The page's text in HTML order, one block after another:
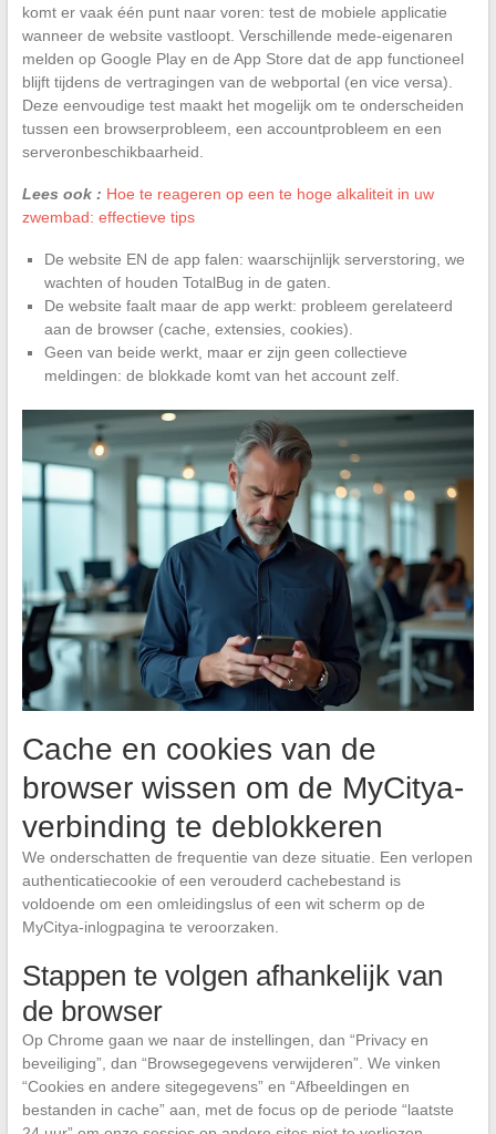
komt er vaak één punt naar voren: test de mobiele applicatie
wanneer de website vastloopt. Verschillende mede-eigenaren
melden op Google Play en de App Store dat de app functioneel
blijft tijdens de vertragingen van de webportal (en vice versa).
Deze eenvoudige test maakt het mogelijk om te onderscheiden
tussen een browserprobleem, een accountprobleem en een
serveronbeschikbaarheid.
Lees ook : Hoe te reageren op een te hoge alkaliteit in uw
zwembad: effectieve tips
De website EN de app falen: waarschijnlijk serverstoring, we
wachten of houden TotalBug in de gaten.
De website faalt maar de app werkt: probleem gerelateerd
aan de browser (cache, extensies, cookies).
Geen van beide werkt, maar er zijn geen collectieve
meldingen: de blokkade komt van het account zelf.
Cache en cookies van de
browser wissen om de MyCitya-
verbinding te deblokkeren
We onderschatten de frequentie van deze situatie. Een verlopen
authenticatiecookie of een verouderd cachebestand is
voldoende om een omleidingslus of een wit scherm op de
MyCitya-inlogpagina te veroorzaken.
Stappen te volgen afhankelijk van
de browser
Op Chrome gaan we naar de instellingen, dan “Privacy en
beveiliging”, dan “Browsegegevens verwijderen”. We vinken
“Cookies en andere sitegegevens” en “Afbeeldingen en
bestanden in cache” aan, met de focus op de periode “laatste